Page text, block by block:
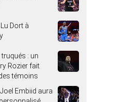
Lu Dort à
: un
Rozier fait
témoins
Embiid aura